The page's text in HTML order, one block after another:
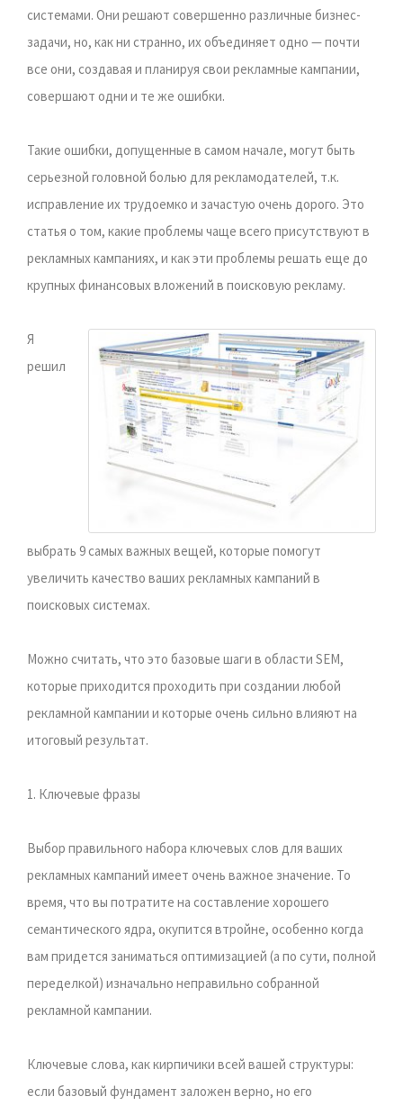
системами. Они решают совершенно различные бизнес-
задачи, но, как ни странно, их объединяет одно — почти
все они, создавая и планируя свои рекламные кампании,
совершают одни и те же ошибки.
Такие ошибки, допущенные в самом начале, могут быть
серьезной головной болью для рекламодателей, т.к.
исправление их трудоемко и зачастую очень дорого. Это
статья о том, какие проблемы чаще всего присутствуют в
рекламных кампаниях, и как эти проблемы решать еще до
крупных финансовых вложений в поисковую рекламу.
Я
решил
выбрать 9 самых важных вещей, которые помогут
увеличить качество ваших рекламных кампаний в
поисковых системах.
Можно считать, что это базовые шаги в области SEM,
которые приходится проходить при создании любой
рекламной кампании и которые очень сильно влияют на
итоговый результат.
1. Ключевые фразы
Выбор правильного набора ключевых слов для ваших
рекламных кампаний имеет очень важное значение. То
время, что вы потратите на составление хорошего
семантического ядра, окупится втройне, особенно когда
вам придется заниматься оптимизацией (а по сути, полной
переделкой) изначально неправильно собранной
рекламной кампании.
Ключевые слова, как кирпичики всей вашей структуры:
если базовый фундамент заложен верно, но его